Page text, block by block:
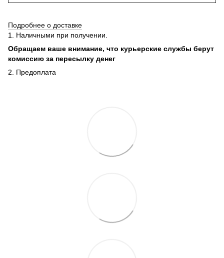
Подробнее о доставке
1. Наличными при получении.
Обращаем ваше внимание, что курьерские службы берут
комиссию за пересылку денег
2. Предоплата